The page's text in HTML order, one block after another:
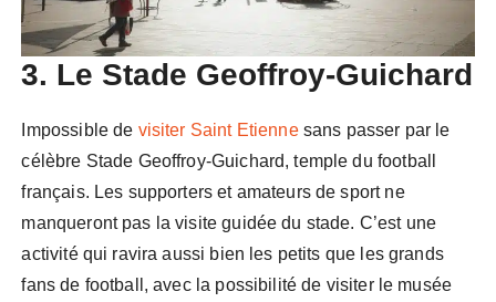
3. Le Stade Geoffroy-Guichard
Impossible de visiter Saint Etiennesans passer par le
célèbre Stade Geoffroy-Guichard, temple du football
français. Les supporters et amateurs de sport ne
manqueront pas la visite guidée du stade. C’est une
activité qui ravira aussi bien les petits que les grands
fans de football, avec la possibilité de visiter le musée